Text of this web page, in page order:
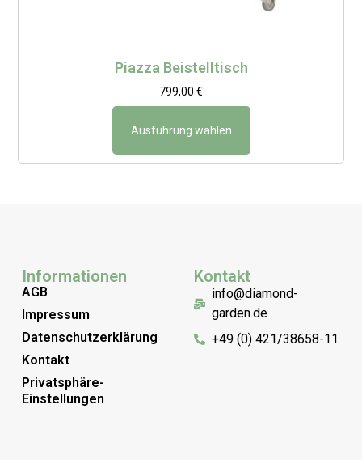
Piazza Beistelltisch
799,00 €
Ausführung wählen
Informationen
AGB
Impressum
Datenschutzerklärung
Kontakt
Privatsphäre-
Einstellungen
Kontakt
info@diamond-
garden.de
+49 (0) 421/38658-11